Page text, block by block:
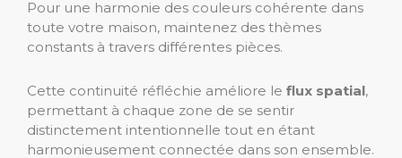
Pour une harmonie des couleurs cohérente dans
toute votre maison, maintenez des thèmes
constants à travers différentes pièces.
Cette continuité réfléchie améliore le flux spatial,
permettant à chaque zone de se sentir
distinctement intentionnelle tout en étant
harmonieusement connectée dans son ensemble.